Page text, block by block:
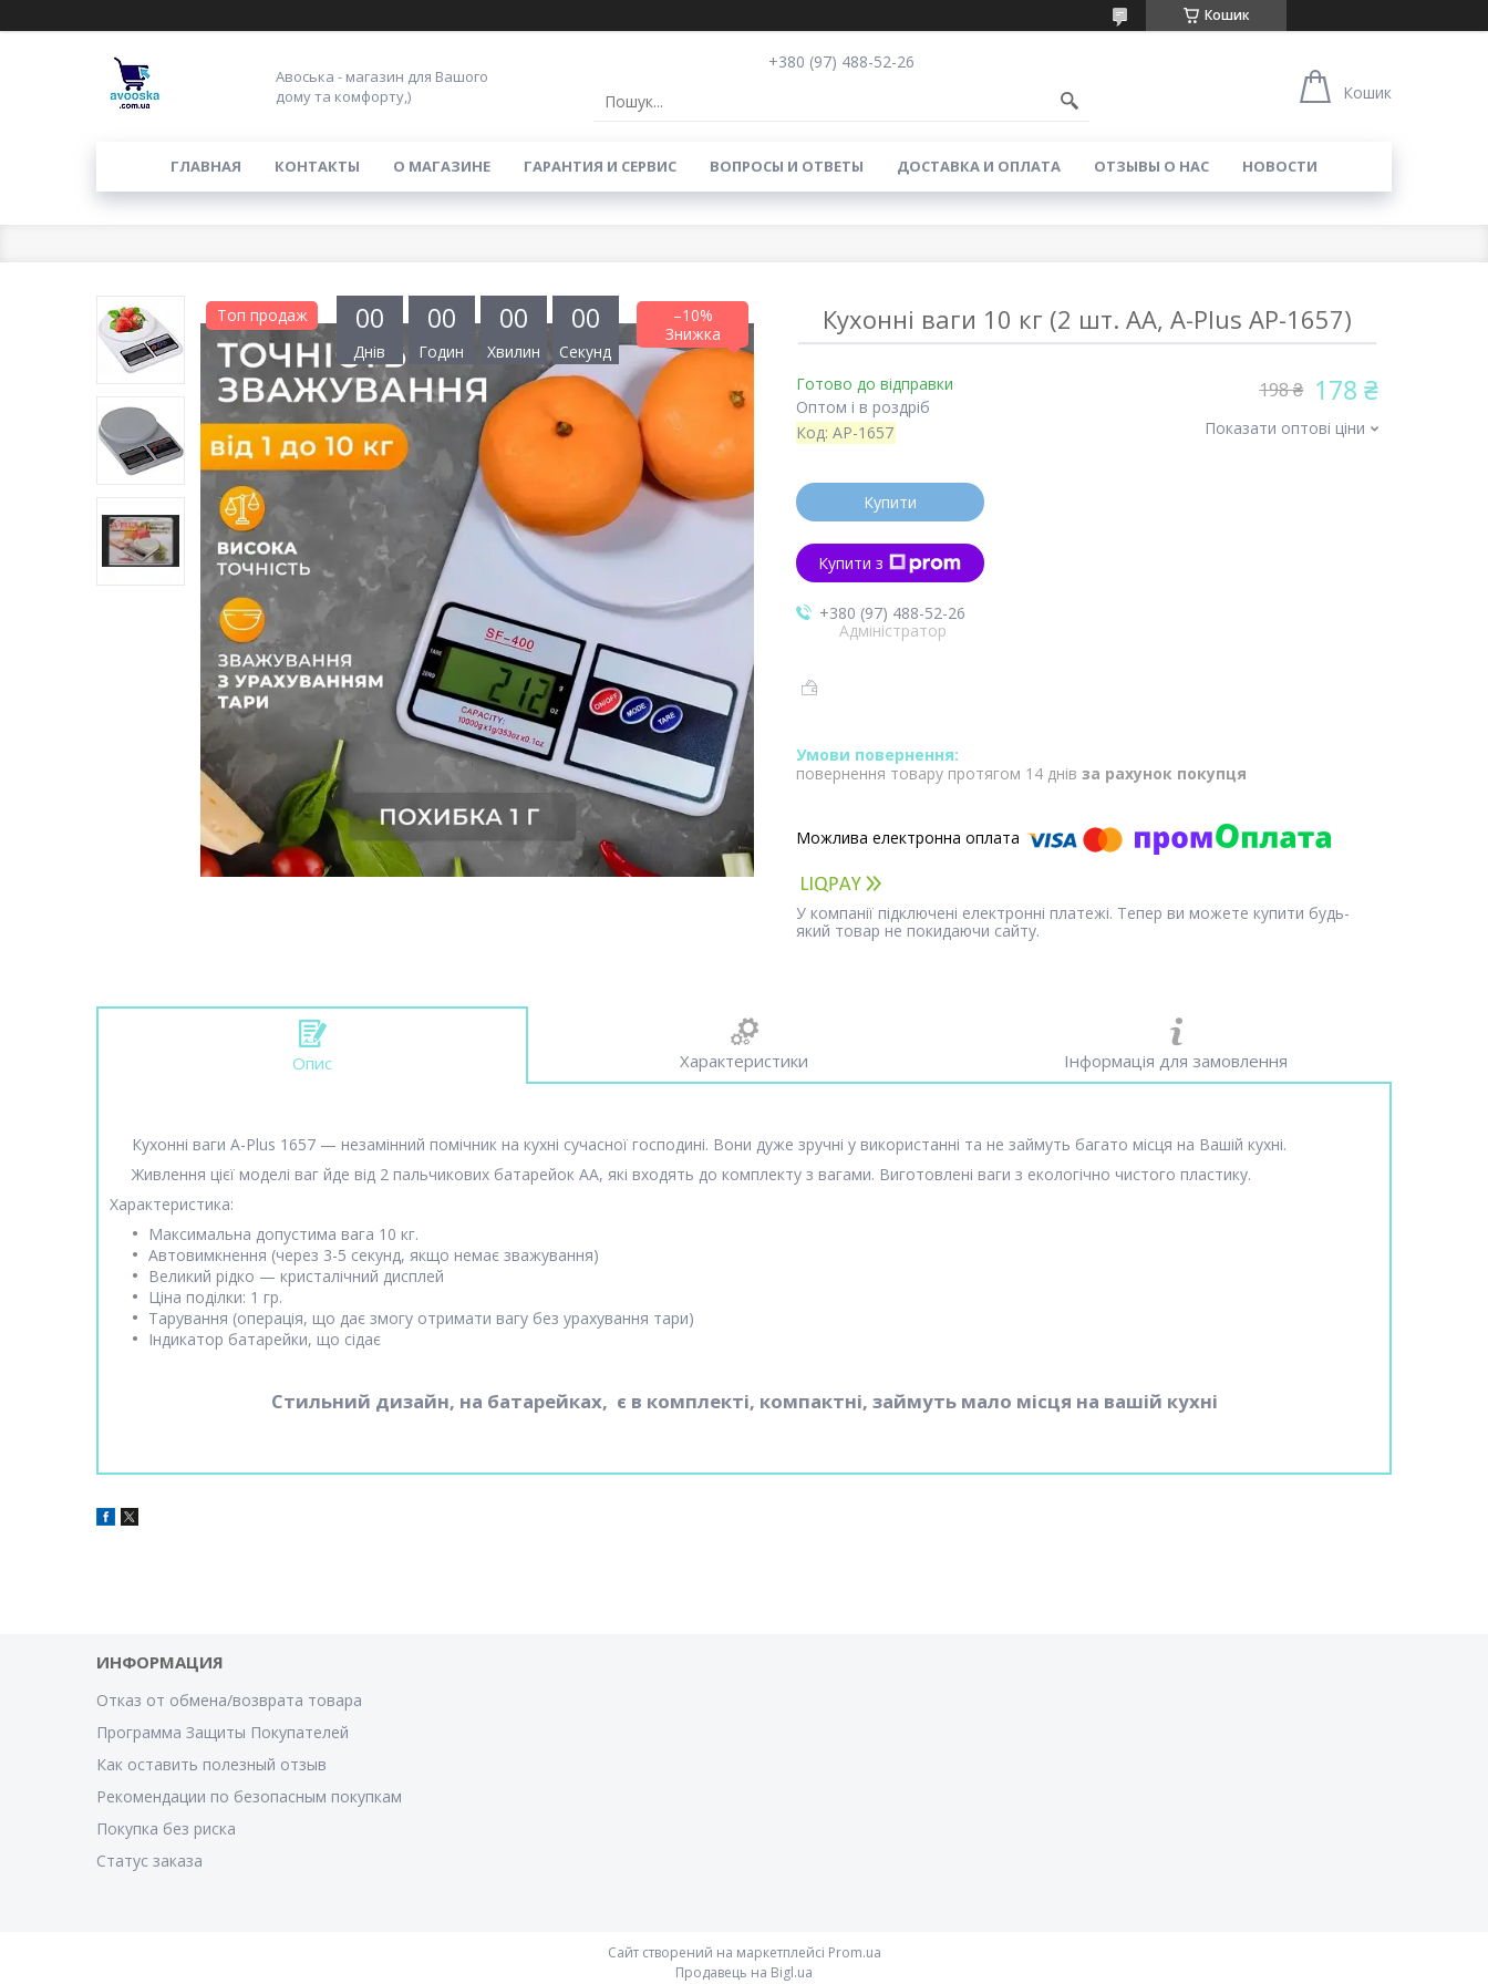
Кошик
Авоська - магазин для Вашого
дому та комфорту,)
+380 (97) 488-52-26
Кошик
ГЛАВНАЯ КОНТАКТЫ О МАГАЗИНЕ ГАРАНТИЯ И СЕРВИС ВОПРОСЫ И ОТВЕТЫ ДОСТАВКА И ОПЛАТА ОТЗЫВЫ О НАС НОВОСТИ
Топ продаж –10%
00
Днів
00
Годин
00
Хвилин
00
Секунд
Кухонні ваги 10 кг (2 шт. АА, A-Plus AP-1657)
Готово до відправки
Оптом і в роздріб
Код: AP-1657
198 ₴ 178 ₴
Показати оптові ціни
Купити
Купити з
+380 (97) 488-52-26
Адміністратор
повернення товару протягом 14 днів за рахунок покупця
У компанії підключені електронні платежі. Тепер ви можете купити будь-
який товар не покидаючи сайту.
Опис Характеристики Інформація для замовлення
Кухонні ваги A-Plus 1657 — незамінний помічник на кухні сучасної господині. Вони дуже зручні у використанні та не займуть багато місця на Вашій кухні.
Живлення цієї моделі ваг йде від 2 пальчикових батарейок АА, які входять до комплекту з вагами. Виготовлені ваги з екологічно чистого пластику.
Характеристика:
Максимальна допустима вага 10 кг.
Автовимкнення (через 3-5 секунд, якщо немає зважування)
Великий рідко — кристалічний дисплей
Ціна поділки: 1 гр.
Тарування (операція, що дає змогу отримати вагу без урахування тари)
Індикатор батарейки, що сідає
Стильний дизайн, на батарейках, є в комплекті, компактні, займуть мало місця на вашій кухні
ИНФОРМАЦИЯ
Отказ от обмена/возврата товара
Программа Защиты Покупателей
Как оставить полезный отзыв
Рекомендации по безопасным покупкам
Покупка без риска
Статус заказа
Сайт створений на маркетплейсі Prom.ua
Продавець на Bigl.ua